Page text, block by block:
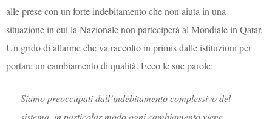
alle prese con un forte indebitamento che non aiuta in una
situazione in cui la Nazionale non parteciperà al Mondiale in Qatar.
Un grido di allarme che va raccolto in primis dalle istituzioni per
portare un cambiamento di qualità. Ecco le sue parole:
Siamo preoccupati dall’indebitamento complessivo del
sistema, in particolar modo ogni cambiamento viene